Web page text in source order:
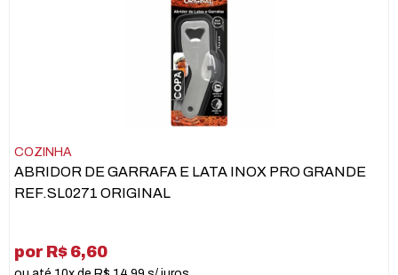
COZINHA
ABRIDOR DE GARRAFA E LATA INOX PRO GRANDE
REF.SL0271 ORIGINAL
por R$ 6,60